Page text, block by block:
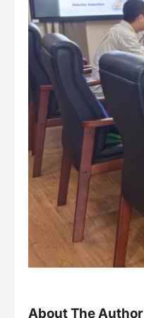
About The Author